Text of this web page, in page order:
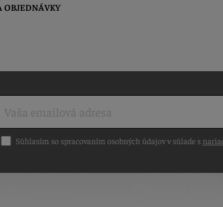
OBJEDNÁVKY
Súhlasím so spracovaním osobných údajov v súlade s